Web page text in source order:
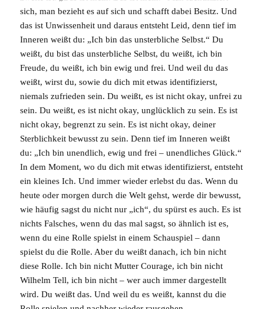
sich, man bezieht es auf sich und schafft dabei Besitz. Und
das ist Unwissenheit und daraus entstehtLeid, denn tief im
Inneren weißt du: „Ich bin das unsterbliche Selbst.“ Du
weißt, du bist das unsterbliche Selbst, du weißt, ich bin
Freude, du weißt, ich bin ewig und frei. Und weil du das
weißt, wirst du, sowie du dich mit etwas identifizierst,
niemals zufrieden sein. Du weißt, es ist nicht okay, unfrei zu
sein. Du weißt, es ist nicht okay, unglücklich zu sein. Es ist
nicht okay, begrenzt zu sein. Es ist nicht okay, deiner
Sterblichkeit bewusst zu sein. Denn tief im Inneren weißt
du: „Ich bin unendlich, ewig und frei – unendliches Glück.“
In dem Moment, wo du dich mit etwas identifizierst, entsteht
ein kleines Ich. Und immer wieder erlebst du das. Wenn du
heute oder morgen durch dieWelt gehst, werde dir bewusst,
wie häufig sagst du nicht nur „ich“, du spürst es auch. Es ist
nichts Falsches, wenn du das mal sagst, so ähnlich ist es,
wenn du eine Rolle spielst in einem Schauspiel – dann
spielst du die Rolle. Aber du weißt danach, ich bin nicht
diese Rolle. Ich bin nicht Mutter Courage, ich bin nicht
Wilhelm Tell, ich bin nicht – wer auch immer dargestellt
wird. Du weißt das. Und weil du es weißt, kannst du die